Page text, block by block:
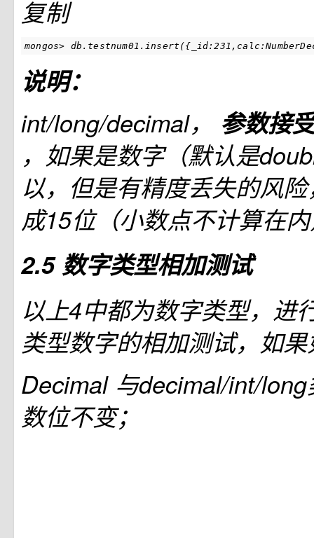
复制
mongos>
说明：
int/long/decimal， 参数接
，如果是数字（默认是
以，但是有精度丢失的风
成15位（小数点不计算在
2.5 数字类型相加测试
以上4中都为数字类型，进
类型数字的相加测试，如
Decimal 与decimal/int/
数位不变；